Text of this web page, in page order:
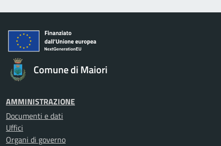
Comune di Maiori
AMMINISTRAZIONE
Documenti e dati
Uffici
Organi di governo